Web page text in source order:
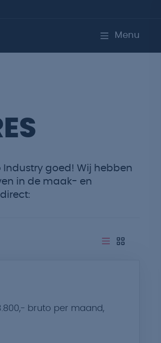
Menu
Industry goed! Wij hebben
in de maak- en
bruto per maand,